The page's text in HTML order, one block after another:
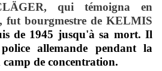
qui témoigna en
bourgmestre de KELMIS
de 1945 jusqu'à sa mort. Il
allemande pendant la
de concentration.